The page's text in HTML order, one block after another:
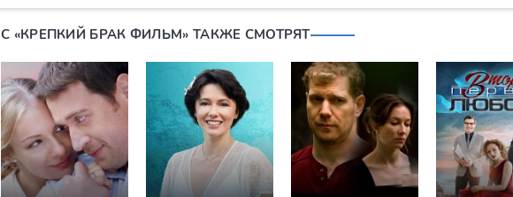
С «КРЕПКИЙ БРАК ФИЛЬМ» ТАКЖЕ СМОТРЯТ